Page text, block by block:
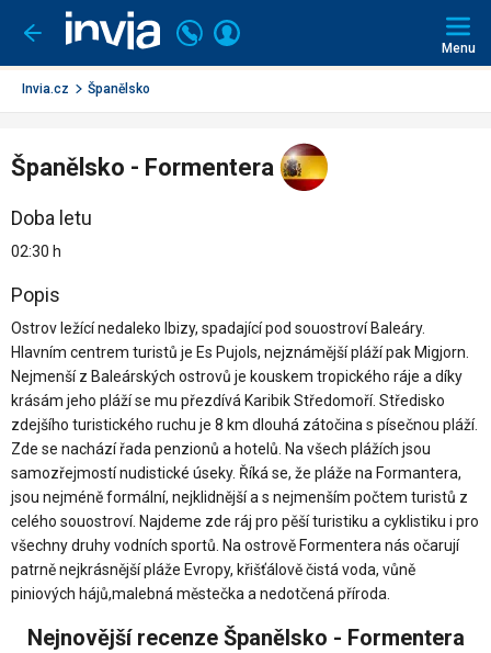
Jít
zpět
Volejte
226
000
Přihlásit
Menu
Invia.cz Španělsko
Španělsko - Formentera
Doba letu
02:30 h
Popis
Ostrov ležící nedaleko Ibizy, spadající pod souostroví Baleáry.
Hlavním centrem turistů je Es Pujols, nejznámější pláží pak Migjorn.
Nejmenší z Baleárských ostrovů je kouskem tropického ráje a díky
krásám jeho pláží se mu přezdívá Karibik Středomoří. Středisko
zdejšího turistického ruchu je 8 km dlouhá zátočina s písečnou pláží.
Zde se nachází řada penzionů a hotelů. Na všech plážích jsou
samozřejmostí nudistické úseky. Říká se, že pláže na Formantera,
jsou nejméně formální, nejklidnější a s nejmenším počtem turistů z
celého souostroví. Najdeme zde ráj pro pěší turistiku a cyklistiku i pro
všechny druhy vodních sportů. Na ostrově Formentera nás očarují
patrně nejkrásnější pláže Evropy, křišťálově čistá voda, vůně
piniových hájů,malebná městečka a nedotčená příroda.
Nejnovější recenze Španělsko - Formentera
Super Last Minutese slevou až 60 %
☀️Odlety během pár dní ✈️ Ulovte
svou dovolenou dřív, než zmizí.